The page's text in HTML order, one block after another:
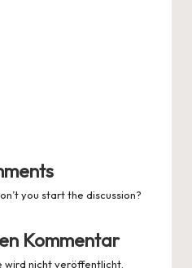
you start the discussion?
Kommentar
wird nicht veröffentlicht.